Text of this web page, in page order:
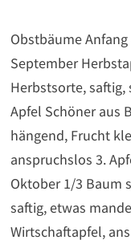
Obstbäume
September
Herbstsorte,
Apfel Schöner aus
hängend, Frucht
anspruchslos 3.
Oktober 1/3 Baum
saftig, etwas
Wirtschaftapfel,